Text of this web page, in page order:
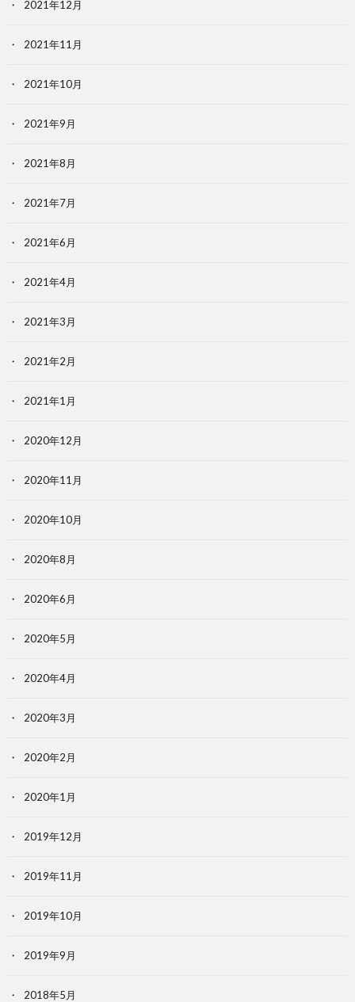
2021年12月
2021年11月
2021年10月
2021年9月
2021年8月
2021年7月
2021年6月
2021年4月
2021年3月
2021年2月
2021年1月
2020年12月
2020年11月
2020年10月
2020年8月
2020年6月
2020年5月
2020年4月
2020年3月
2020年2月
2020年1月
2019年12月
2019年11月
2019年10月
2019年9月
2018年5月